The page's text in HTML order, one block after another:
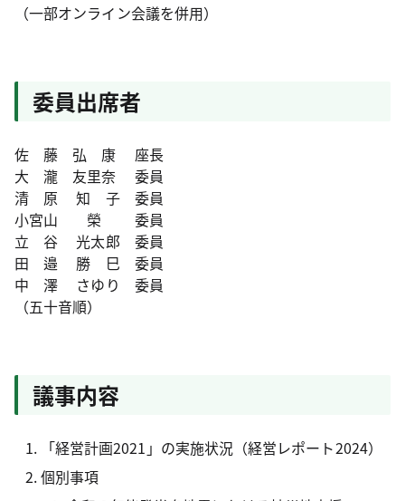
（一部オンライン会議を併用）
委員出席者
佐 藤 弘 康 座長
大 瀧 友里奈 委員
清 原 知 子 委員
小宮山 榮 委員
立 谷 光太郎 委員
田 邉 勝 巳 委員
中 澤 さゆり 委員
（五十音順）
議事内容
「経営計画2021」の実施状況（経営レポート2024）
個別事項